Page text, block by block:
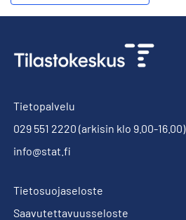
Tietopalvelu
029 551 2220 (arkisin klo 9.00-16.00)
info@stat.fi
Tietosuojaseloste
Saavutettavuusseloste